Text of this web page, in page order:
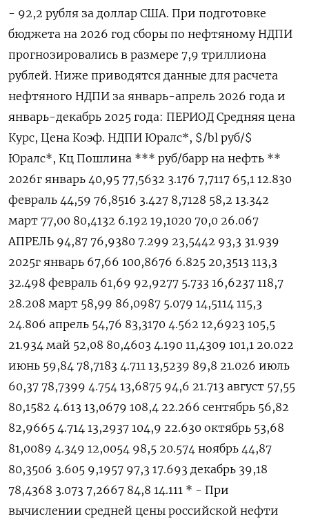
- 92,2 рубля за доллар США. При подготовке
бюджета на 2026 год ​сборы по нефтяному НДПИ
⁠прогнозировались в размере 7,9 триллиона
рублей. Ниже приводятся данные для расчета
нефтяного НДПИ за январь-апрель 2026 года и
январь-декабрь 2025 года: ПЕРИОД Средняя цена
Курс, Цена Коэф. НДПИ Юралс*, $/bl руб/$
Юралс*, Кц Пошлина *** руб/барр на ‌нефть **
2026г январь 40,95 77,5632 3.176 7,7117 65,1 12.830
февраль 44,59 76,8516 3.427 8,7128 58,2 13.342
март 77,00 80,4132 6.192 19,1020 70,0 26.067
АПРЕЛЬ 94,87 76,9380 7.299 23,5442 93,3 31.939
2025г январь 67,66 100,8676 6.825 20,3513 113,3
32.498 февраль 61,69 92,9277 5.733 16,6237 118,7
28.208 март 58,99 86,0987 5.079 14,5114 115,3
24.806 апрель 54,76 83,3170 4.562 12,6923 105,5
21.934 май 52,08 80,4603 4.190 11,4309 101,1 20.022
июнь 59,84 78,7183 4.711 13,5239 89,8 21.026 июль
60,37 78,7399 4.754 13,6875 94,6 21.713 август 57,55
80,1582 4.613 13,0679 108,4 22.266 сентябрь 56,82
82,9665 4.714 13,2937 104,9 22.630 октябрь 53,68
81,0089 4.349 12,0054 98,5 20.574 ноябрь 44,87
80,3506 3.605 9,1957 97,3 17.693 декабрь 39,18
78,4368 3.073 7,2667 84,8 14.111 * - При
вычислении средней цены российской нефти